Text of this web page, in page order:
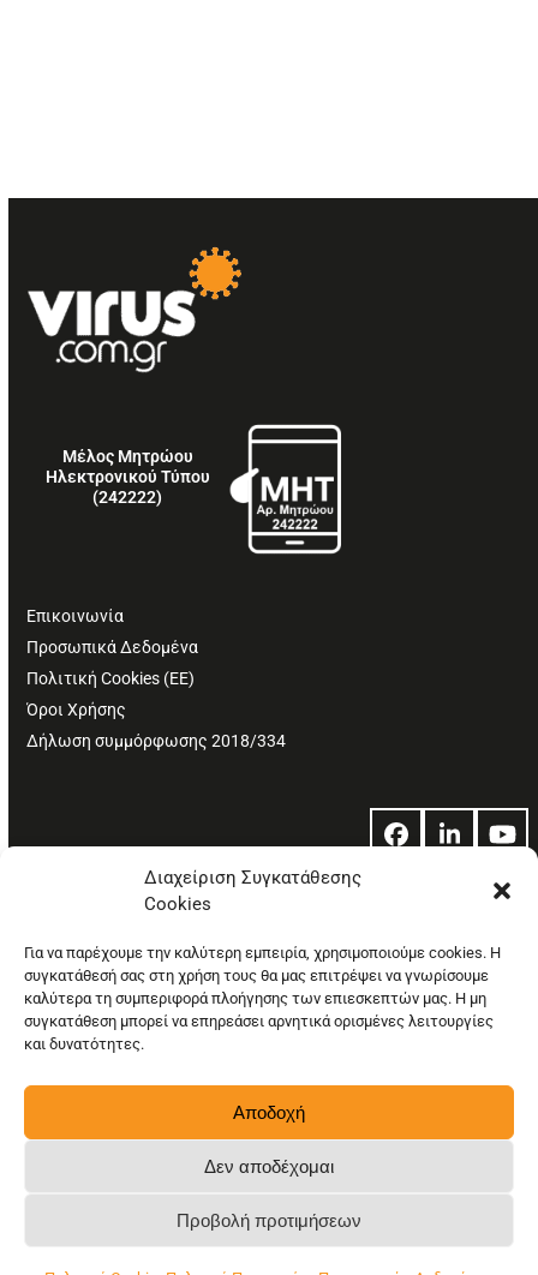
Διαχείριση Συγκατάθεσης
Cookies
Για να παρέχουμε την καλύτερη εμπειρία, χρησιμοποιούμε cookies. Η
συγκατάθεσή σας στη χρήση τους θα μας επιτρέψει να γνωρίσουμε
καλύτερα τη συμπεριφορά πλοήγησης των επιεσκεπτών μας. Η μη
συγκατάθεση μπορεί να επηρεάσει αρνητικά ορισμένες λειτουργίες
και δυνατότητες.
Αποδοχή
Δεν αποδέχομαι
Προβολή προτιμήσεων
Μέλος Μητρώου
Ηλεκτρονικού Τύπου
(242222)
Επικοινωνία
Προσωπικά Δεδομένα
Πολιτική Cookies (ΕΕ)
Όροι Χρήσης
Δήλωση συμμόρφωσης 2018/334
Facebook
LinkedIn
© Copyright: Ethos Media S.A.